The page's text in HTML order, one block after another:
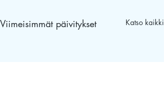
Viimeisimmät päivitykset Katso kaikki